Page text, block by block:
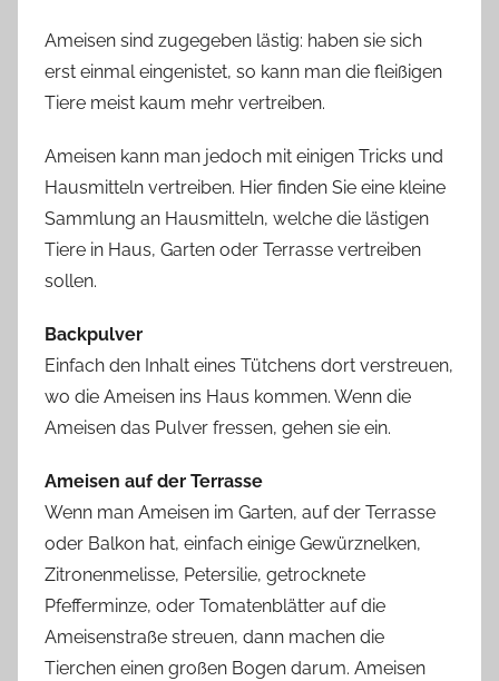
Ameisen sind zugegeben lästig: haben sie sich
erst einmal eingenistet, so kann man die fleißigen
Tiere meist kaum mehr vertreiben.
Ameisen kann man jedoch mit einigen Tricks und
Hausmitteln vertreiben. Hier finden Sie eine kleine
Sammlung an Hausmitteln, welche die lästigen
Tiere in Haus, Garten oder Terrasse vertreiben
sollen.
Backpulver
Einfach den Inhalt eines Tütchens dort verstreuen,
wo die Ameisen ins Haus kommen. Wenn die
Ameisen das Pulver fressen, gehen sie ein.
Ameisen auf der Terrasse
Wenn man Ameisen im Garten, auf der Terrasse
oder Balkon hat, einfach einige Gewürznelken,
Zitronenmelisse, Petersilie, getrocknete
Pfefferminze, oder Tomatenblätter auf die
Ameisenstraße streuen, dann machen die
Tierchen einen großen Bogen darum. Ameisen